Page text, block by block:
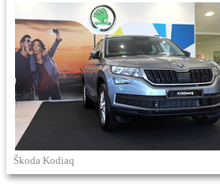
Škoda Kodiaq